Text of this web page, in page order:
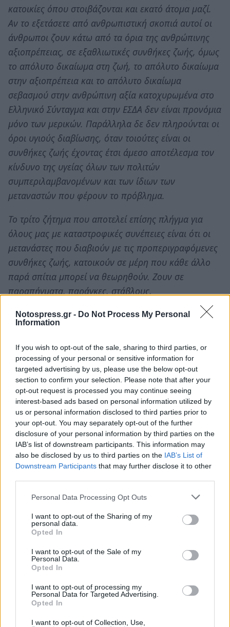
Notospress.gr - Do Not Process My Personal
Information
If you wish to opt-out of the sale, sharing to third parties, or
processing of your personal or sensitive information for
targeted advertising by us, please use the below opt-out
section to confirm your selection. Please note that after your
opt-out request is processed you may continue seeing
interest-based ads based on personal information utilized by
us or personal information disclosed to third parties prior to
your opt-out. You may separately opt-out of the further
disclosure of your personal information by third parties on the
IAB’s list of downstream participants. This information may
also be disclosed by us to third parties on the IAB’s List of
Downstream Participants that may further disclose it to other
Personal Data Processing Opt Outs
I want to opt-out of the Sharing of my
personal data.
Opted In
I want to opt-out of the Sale of my
Personal Data.
Opted In
I want to opt-out of processing my
Personal Data for Targeted Advertising.
Opted In
I want to opt-out of Collection, Use,
κατοικίες όπου στοιβάζονται και εκατό άτομα μαζί.
Αν το εξετάσετε από ανθρωπιστική σκοπιά αυτοί οι
άνθρωποι ζουν κάτω από τα όρια της ανθρώπινης
αξιοπρέπειας, σε εξαθλιωτικές συνθήκες ζωής, όμως
το απόλυτο δικαίωμα στη ζωή, το απόλυτο δικαίωμα
στην αξιοπρέπεια και το απόλυτο δικαίωμα
σεβασμού στην ανθρώπινη αξία κατοχυρωμένα στο
Ελληνικό Σύνταγμα και στην ΕΣΔΑ δεν είναι προνόμια
μόνο των μερικών. Παράλληλα δε δεν πληρούνται οι
όροι υγιούς διαβίωσης, όταν τοιούτες είναι οι
συνθήκες ζωής έχοντας έτσι άμεσο αποτέλεσμα τον
κίνδυνο της υγείας όλων των πολιτών
συμπεριλαμβανομένων και των ίδιων των
μεταναστών που φέρουν το πρόβλημα.
Το τρίτο ζήτημα που αποτελεί επίσης πλήγμα για
όλους μας με καταστροφικές συνέπειες είναι ότι οι
μετανάστες που διαβιούν με τις προπεριγραφόμενες
συνθήκες ζωής, κατοικούν σε μέρη που κάθε άλλο
παρά σπίτια μπορεί να θεωρηθούν. Ζουν σε
παραπήγματα, παράγκες, στάβλους,
εγκαταλελειμμένα καταστήματα χωρίς ρεύμα ή χωρίς
τουαλέτες τις περισσότερες φορές. Αμέσως και
των ιδιοκτητών τέτοιων καταλυμάτων με Απόφαση,
ώστε οι μετανάστες να κατοικούν σε σπίτια με
οικοδομική άδεια που θα πληρούν όλες τις
υγειονομικές διατάξεις, ενώ παράλληλα να δίνεται το
δικαίωμα στην ανώτατη αρχή του τόπου, στον
εκάστοτε Δήμαρχο να επιβάλλει πρόστιμο προς
συμμόρφωση των.
Σας ζητώ να γίνεται αρωγός προσωπικά στην
προσπάθεια μας με τη θέσπιση Υπουργικής
υπεράνθρωπη που το Υπουργείο Υγείας ξεκίνησε και
συνεχίζει με πρωτοστάτη τον ίδιο τον Υπουργό κ.
Λοβέρδο, ο οποίος επέδειξε ιδιαίτερη ευαισθησία και
δυναμισμό στο σοβαρό αυτό θέμα της ελονοσίας,
ευαισθησία και προσοχή την οποία εμπράκτως μάς
απέδειξε με την παρουσία του στον τόπο μας και με
τις υπεράριθμες ενέργειες του. Πολύ σημαντική ήταν